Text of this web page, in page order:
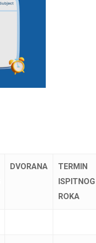
DVORANA
TERMIN
ISPITNOG
ROKA